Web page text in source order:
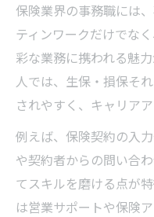
保険業界の事務職には
ティンワークだけでな
彩な業務に携われる魅
人では、生保・損保そ
されやすく、キャリア
例えば、保険契約の入
や契約者からの問い合
てスキルを磨ける点が
は営業サポートや保険